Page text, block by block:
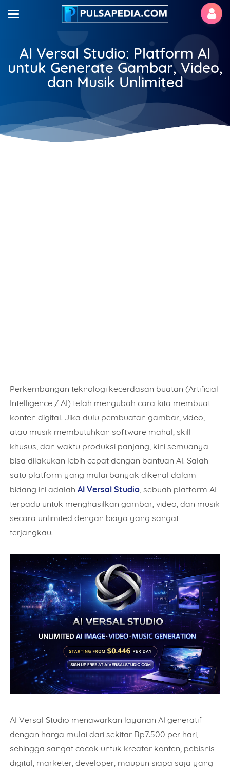
AI Versal Studio: Platform AI
untuk Generate Gambar, Video,
dan Musik Unlimited
Perkembangan teknologi kecerdasan buatan (Artificial
Intelligence / AI) telah mengubah cara kita membuat
konten digital. Jika dulu pembuatan gambar, video,
atau musik membutuhkan software mahal, skill
khusus, dan waktu produksi panjang, kini semuanya
bisa dilakukan lebih cepat dengan bantuan AI. Salah
satu platform yang mulai banyak dikenal dalam
bidang ini adalahAI Versal Studio, sebuah platform AI
terpadu untuk menghasilkan gambar, video, dan musik
secara unlimited dengan biaya yang sangat
terjangkau.
AI Versal Studio menawarkan layanan AI generatif
dengan harga mulai dari sekitar Rp7.500 per hari,
sehingga sangat cocok untuk kreator konten, pebisnis
digital, marketer, developer, maupun siapa saja yang